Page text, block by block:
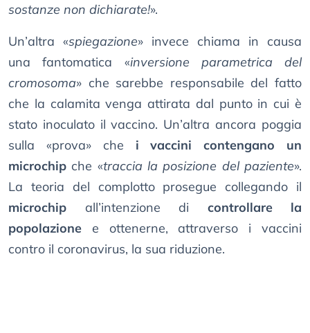
sostanze non dichiarate!».
Un’altra «spiegazione» invece chiama in causa
una fantomatica «inversione parametrica del
cromosoma» che sarebbe responsabile del fatto
che la calamita venga attirata dal punto in cui è
stato inoculato il vaccino. Un’altra ancora poggia
sulla «prova» che i vaccini contengano un
microchip che «traccia la posizione del paziente».
La teoria del complotto prosegue collegando il
microchip all’intenzione di controllare la
popolazione e ottenerne, attraverso i vaccini
contro il coronavirus, la sua riduzione.